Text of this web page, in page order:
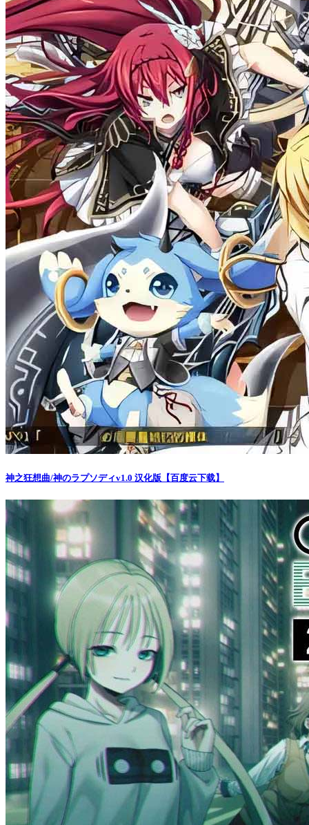
神之狂想曲/神のラプソディv1.0 汉化版【百度云下载】